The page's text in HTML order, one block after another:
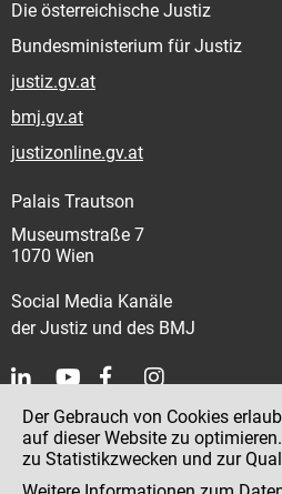
Die österreichische Justiz
Bundesministerium für Justiz
justiz.gv.at
bmj.gv.at
justizonline.gv.at
Palais Trautson
Museumstraße 7
1070 Wien
Social Media Kanäle
der Justiz und des BMJ
Kontakt
Impressum
Der Gebrauch von Cookies
auf dieser Website zu
zu Statistikzwecken und zur